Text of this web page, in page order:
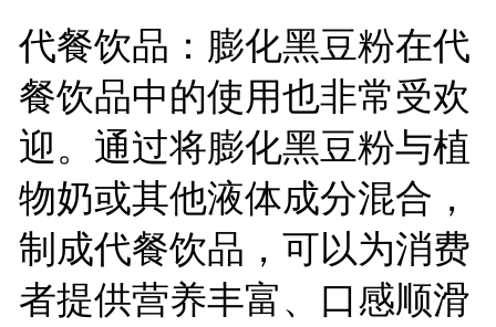
代餐饮品：膨化黑豆粉在代
餐饮品中的使用也非常受欢
迎。通过将膨化黑豆粉与植
物奶或其他液体成分混合，
制成代餐饮品，可以为消费
者提供营养丰富、口感顺滑